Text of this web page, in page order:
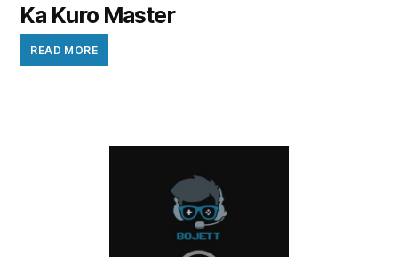
Ka Kuro Master
READ MORE